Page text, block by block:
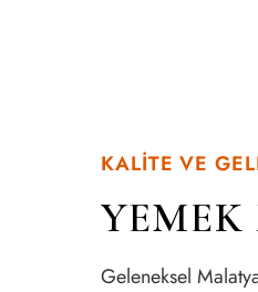
KALİTE VE
YEMEK
Geleneksel